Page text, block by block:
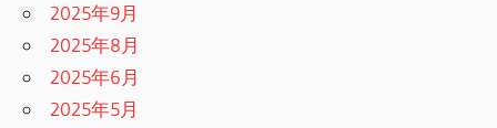
2025年9月
2025年8月
2025年6月
2025年5月